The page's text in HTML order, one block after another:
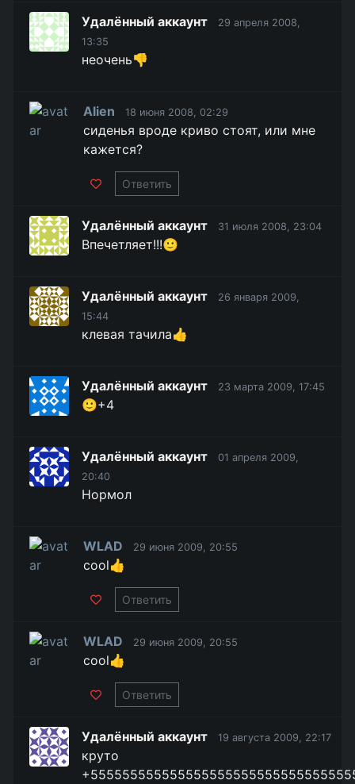
Удалённый аккаунт
29 апреля 2008,
13:35
неочень👎
Alien 18 июня 2008, 02:29
сиденья вроде криво стоят, или мне
кажется?
Ответить
Удалённый аккаунт 31 июля 2008, 23:04
Впечетляет!!!🙂
Удалённый аккаунт
26 января 2009,
15:44
клевая тачила👍
Удалённый аккаунт 23 марта 2009, 17:45
🙂+4
Удалённый аккаунт
01 апреля 2009,
20:40
Нормол
WLAD 29 июня 2009, 20:55
cool👍
Ответить
WLAD 29 июня 2009, 20:55
cool👍
Ответить
Удалённый аккаунт 19 августа 2009, 22:17
круто